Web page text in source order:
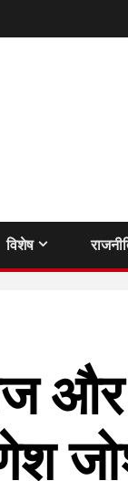
विशेष
और